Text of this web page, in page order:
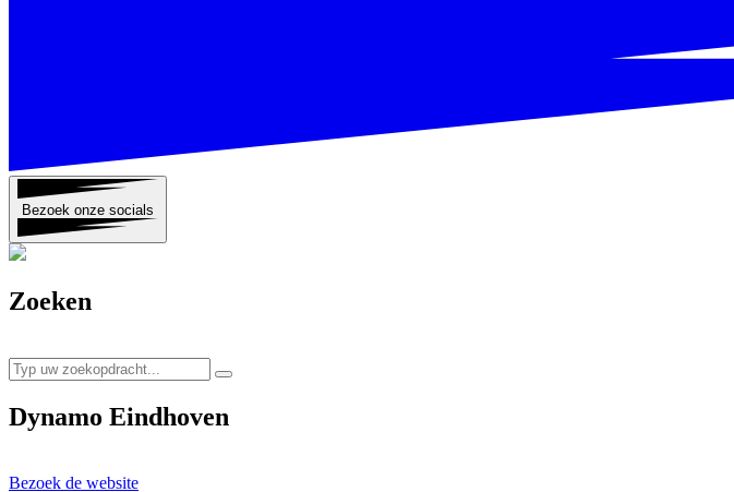
Bezoek onze socials
Zoeken
Dynamo Eindhoven
Bezoek de website